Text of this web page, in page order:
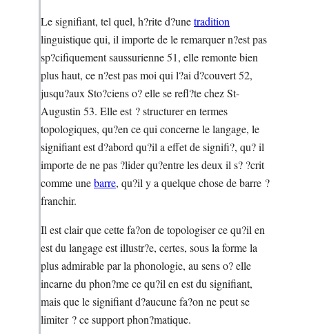
Le signifiant, tel quel, h?rite d?unetradition
linguistique qui, il importe de le remarquer n?est pas
sp?cifiquement saussurienne 51, elle remonte bien
plus haut, ce n?est pas moi qui l?ai d?couvert 52,
jusqu?aux Sto?ciens o? elle se refl?te chez St-
Augustin 53. Elle est ? structurer en termes
topologiques, qu?en ce qui concerne le langage, le
signifiant est d?abord qu?il a effet de signifi?, qu? il
importe de ne pas ?lider qu?entre les deux il s? ?crit
comme unebarre, qu?il y a quelque chose de barre ?
franchir.
Il est clair que cette fa?on de topologiser ce qu?il en
est du langage est illustr?e, certes, sous la forme la
plus admirable par la phonologie, au sens o? elle
incarne du phon?me ce qu?il en est du signifiant,
mais que le signifiant d?aucune fa?on ne peut se
limiter ? ce support phon?matique.